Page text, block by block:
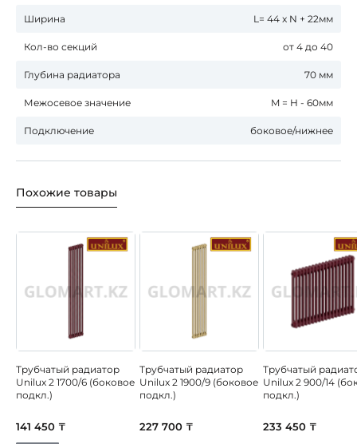
Ширина L= 44 x N + 22мм
Кол-во секций от 4 до 40
Глубина радиатора 70 мм
Межосевое значение M = H - 60мм
Подключение боковое/нижнее
Похожие товары
Трубчатый радиатор
Unilux 2 1700/6 (боковое
подкл.)
141 450 ₸
Трубчатый радиатор
Unilux 2 1900/9 (боковое
подкл.)
227 700 ₸
Трубчатый
Unilux 2 900/14
подкл.)
233 450 ₸